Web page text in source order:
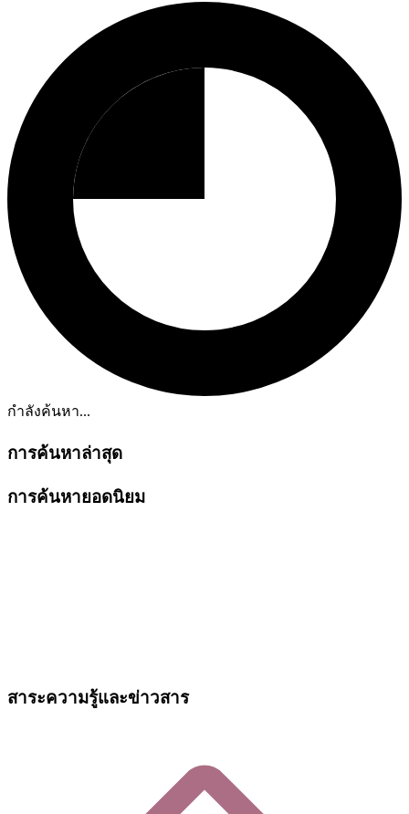
กำลังค้นหา...
การค้นหาล่าสุด
การค้นหายอดนิยม
สาระความรู้และข่าวสาร